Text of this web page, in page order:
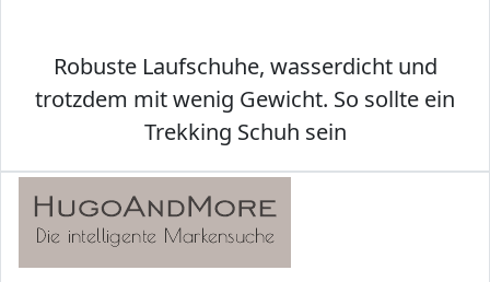
Robuste Laufschuhe, wasserdicht und
trotzdem mit wenig Gewicht. So sollte ein
Trekking Schuh sein